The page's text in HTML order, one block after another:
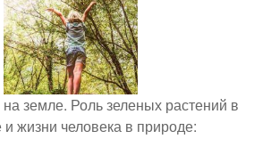
земле. Роль зеленых растений в
и жизни человека в природе: